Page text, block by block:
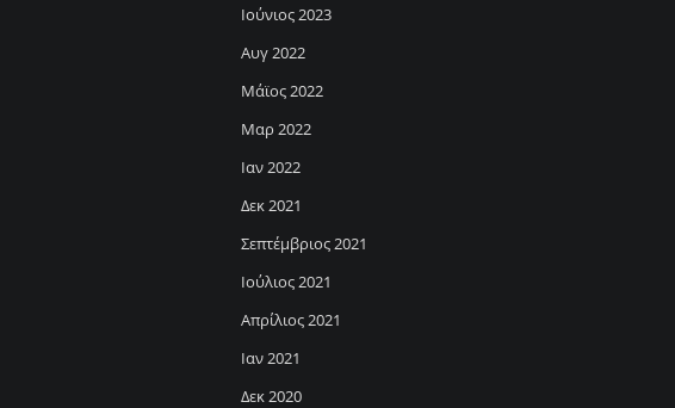
Ιούνιος 2023
Αυγ 2022
Μάϊος 2022
Μαρ 2022
Ιαν 2022
Δεκ 2021
Σεπτέμβριος 2021
Ιούλιος 2021
Απρίλιος 2021
Ιαν 2021
Δεκ 2020